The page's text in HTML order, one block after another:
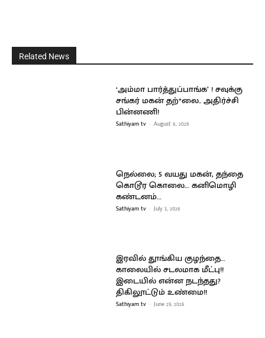
Related News
‘அம்மா பார்த்துப்பாங்க’ ! சவுக்கு
சங்கர் மகன் தற்*லை.. அதிர்ச்சி
பின்னணி!
Sathiyam tv - August 6, 2026
நெல்லை; 5 வயது மகன், தந்தை
கொடூர கொலை… கனிமொழி
கண்டனம்…
Sathiyam tv - July 3, 2026
இரவில் தூங்கிய குழந்தை…
காலையில் சடலமாக மீட்பு!!
இடையில் என்ன நடந்தது?
திகிலூட்டும் உண்மை!!
Sathiyam tv - June 29, 2026